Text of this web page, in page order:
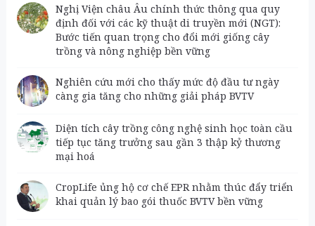
Nghị Viện châu Âu chính thức thông qua quy
định đối với các kỹ thuật di truyền mới (NGT):
Bước tiến quan trọng cho đổi mới giống cây
trồng và nông nghiệp bền vững
Nghiên cứu mới cho thấy mức độ đầu tư ngày
càng gia tăng cho những giải pháp BVTV
Diện tích cây trồng công nghệ sinh học toàn cầu
tiếp tục tăng trưởng sau gần 3 thập kỷ thương
mại hoá
CropLife ủng hộ cơ chế EPR nhằm thúc đẩy triển
khai quản lý bao gói thuốc BVTV bền vững